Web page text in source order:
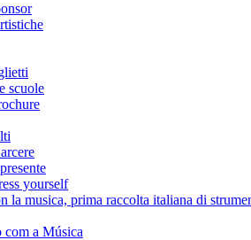
scuole
yourself
la musica, prima raccolta italiana di
com a Música